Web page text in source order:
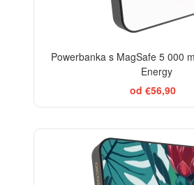
Powerbanka s MagSafe 5 000
Energy
od €56,90